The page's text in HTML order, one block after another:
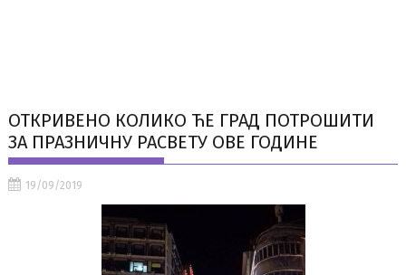
ОТКРИВЕНО КОЛИКО ЋЕ ГРАД ПОТРОШИТИ
ЗА ПРАЗНИЧНУ РАСВЕТУ ОВЕ ГОДИНЕ
19/09/2019